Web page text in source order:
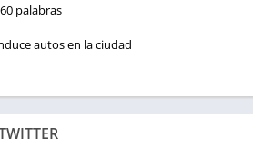
palabras
autos en la ciudad